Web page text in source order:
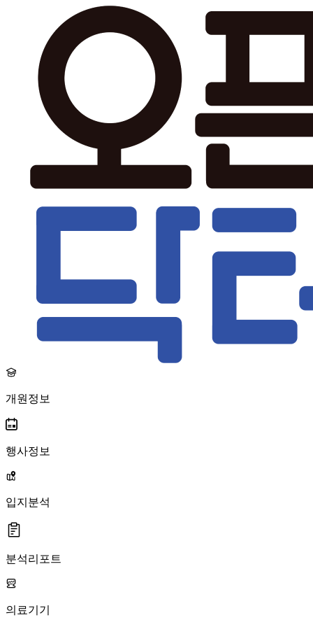
개원정보
행사정보
입지분석
분석리포트
의료기기